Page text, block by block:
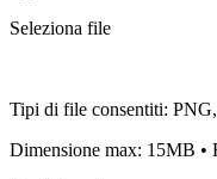
Seleziona file
Tipi di file consentiti:
Dimensione max: 15MB •